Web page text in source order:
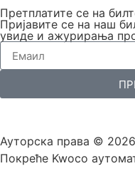
Претплатите се на
Пријавите се на наш
увиде и ажурирања
Ауторска права ©
Покреће Kwoco